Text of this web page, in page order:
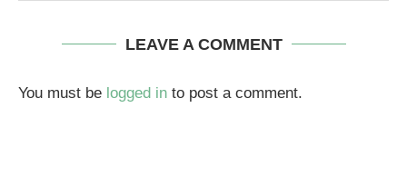
LEAVE A COMMENT
You must be logged in to post a comment.